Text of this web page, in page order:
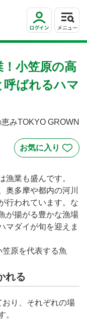
小笠原の高
呼ばれるハマ
みTOKYO GROWN
漁業も盛んです。
奥多摩や都内の河川
行われています。な
が揚がる豊かな漁場
マダイが旬を迎えま
原を代表する魚
れる
り、それぞれの場
。